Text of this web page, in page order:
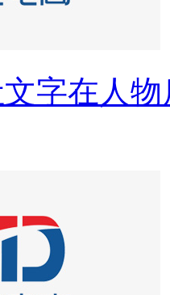
字在人